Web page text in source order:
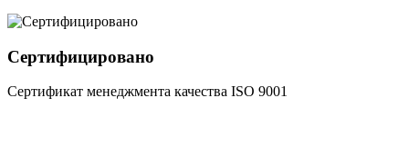
Сертифицировано
Сертификат менеджмента качества ISO 9001